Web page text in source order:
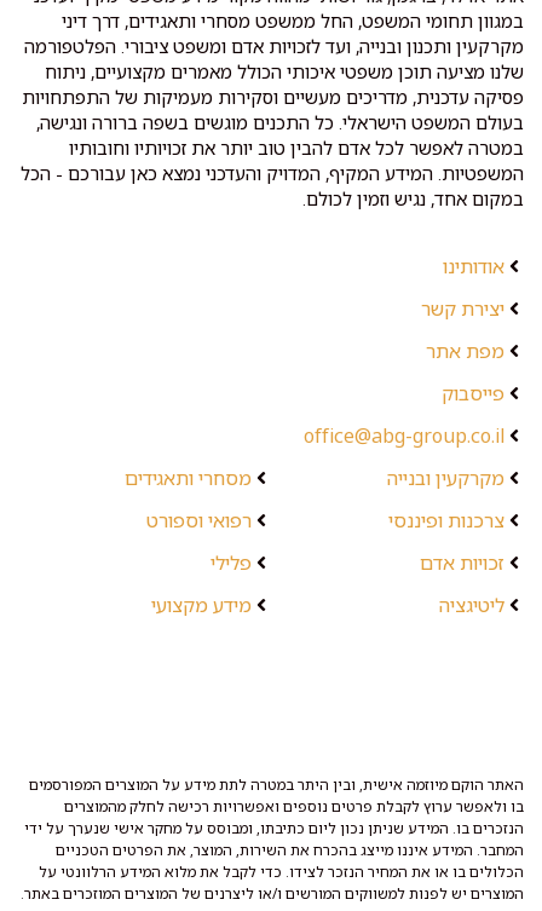
במגוון תחומי המשפט, החל ממשפט מסחרי ותאגידים, דרך דיני
מקרקעין ותכנון ובנייה, ועד לזכויות אדם ומשפט ציבורי. הפלטפורמה
שלנו מציעה תוכן משפטי איכותי הכולל מאמרים מקצועיים, ניתוח
פסיקה עדכנית, מדריכים מעשיים וסקירות מעמיקות של התפתחויות
בעולם המשפט הישראלי. כל התכנים מוגשים בשפה ברורה ונגישה,
במטרה לאפשר לכל אדם להבין טוב יותר את זכויותיו וחובותיו
המשפטיות. המידע המקיף, המדויק והעדכני נמצא כאן עבורכם - הכל
במקום אחד, נגיש וזמין לכולם.
אודותינו
יצירת קשר
מפת אתר
פייסבוק
office@abg-group.co.il
מקרקעין ובנייה
צרכנות ופיננסי
זכויות אדם
ליטיגציה
מסחרי ותאגידים
רפואי וספורט
פלילי
מידע מקצועי
האתר הוקם מיוזמה אישית, ובין היתר במטרה לתת מידע על המוצרים המפורסמים
בו ולאפשר ערוץ לקבלת פרטים נוספים ואפשרויות רכישה לחלק מהמוצרים
הנזכרים בו. המידע שניתן נכון ליום כתיבתו, ומבוסס על מחקר אישי שנערך על ידי
המחבר. המידע איננו מייצג בהכרח את השירות, המוצר, את הפרטים הטכניים
הכלולים בו או את המחיר הנזכר לצידו. כדי לקבל את מלוא המידע הרלוונטי על
המוצרים יש לפנות למשווקים המורשים ו/או ליצרנים של המוצרים המוזכרים באתר.